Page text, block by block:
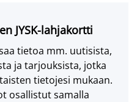
JYSK-lahjakortti
tietoa mm. uutisista,
ja tarjouksista, jotka
tietojesi mukaan.
osallistut samalla